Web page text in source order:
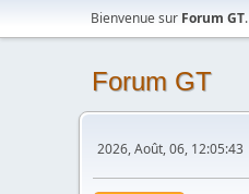
Bienvenue sur Forum GT.
Forum GT
2026, Août, 06, 12:05:43